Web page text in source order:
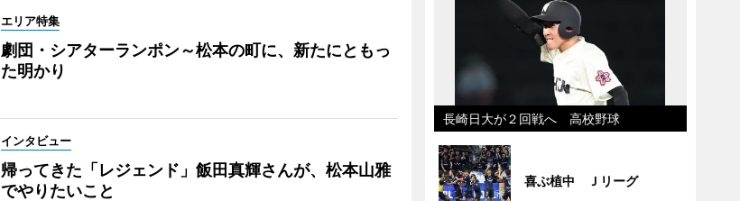
エリア特集
劇団・シアターランポン～松本の町に、新たにともっ
た明かり
インタビュー
帰ってきた「レジェンド」飯田真輝さんが、松本山雅
でやりたいこと
長崎日大が２回戦へ 高校野球
喜ぶ植中 Ｊリーグ